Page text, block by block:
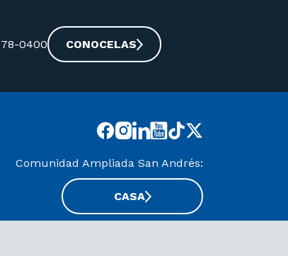
0400 CONOCELAS
Comunidad Ampliada San Andrés:
CASA